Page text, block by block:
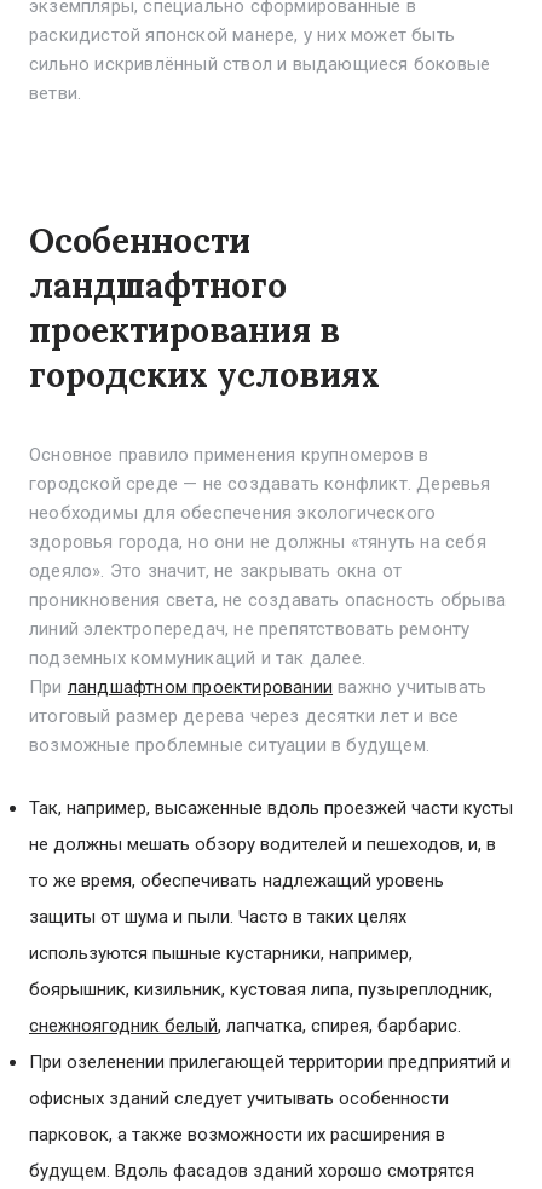
экземпляры, специально сформированные в
раскидистой японской манере, у них может быть
сильно искривлённый ствол и выдающиеся боковые
ветви.
Особенности
ландшафтного
проектирования в
городских условиях
Основное правило применения крупномеров в
городской среде — не создавать конфликт. Деревья
необходимы для обеспечения экологического
здоровья города, но они не должны «тянуть на себя
одеяло». Это значит, не закрывать окна от
проникновения света, не создавать опасность обрыва
линий электропередач, не препятствовать ремонту
подземных коммуникаций и так далее.
При ландшафтном проектировании важно учитывать
итоговый размер дерева через десятки лет и все
возможные проблемные ситуации в будущем.
Так, например, высаженные вдоль проезжей части кусты
не должны мешать обзору водителей и пешеходов, и, в
то же время, обеспечивать надлежащий уровень
защиты от шума и пыли. Часто в таких целях
используются пышные кустарники, например,
боярышник, кизильник, кустовая липа, пузыреплодник,
снежноягодник белый, лапчатка, спирея, барбарис.
При озеленении прилегающей территории предприятий и
офисных зданий следует учитывать особенности
парковок, а также возможности их расширения в
будущем. Вдоль фасадов зданий хорошо смотрятся